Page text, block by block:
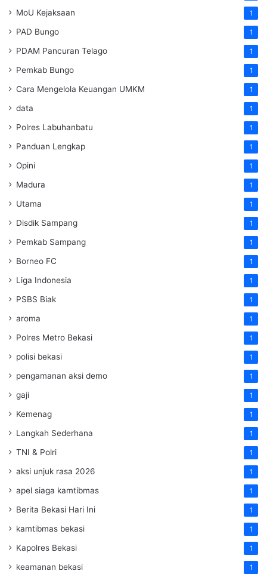
MoU Kejaksaan 1
PAD Bungo 1
PDAM Pancuran Telago 1
Pemkab Bungo 1
Cara Mengelola Keuangan UMKM 1
data 1
Polres Labuhanbatu 1
Panduan Lengkap 1
Opini 1
Madura 1
Utama 1
Disdik Sampang 1
Pemkab Sampang 1
Borneo FC 1
Liga Indonesia 1
PSBS Biak 1
aroma 1
Polres Metro Bekasi 1
polisi bekasi 1
pengamanan aksi demo 1
gaji 1
Kemenag 1
Langkah Sederhana 1
TNI & Polri 1
aksi unjuk rasa 2026 1
apel siaga kamtibmas 1
Berita Bekasi Hari Ini 1
kamtibmas bekasi 1
Kapolres Bekasi 1
keamanan bekasi 1